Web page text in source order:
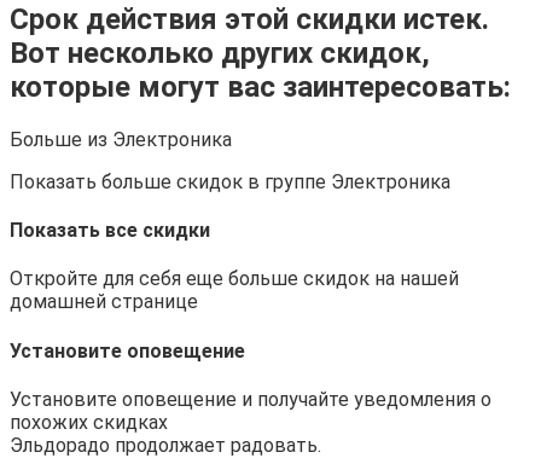
Срок действия этой скидки истек.
Вот несколько других скидок,
которые могут вас заинтересовать:
Больше из Электроника
Показать больше скидок в группе Электроника
Показать все скидки
Откройте для себя еще больше скидок на нашей
домашней странице
Установите оповещение
Установите оповещение и получайте уведомления о
похожих скидках
Эльдорадо продолжает радовать.